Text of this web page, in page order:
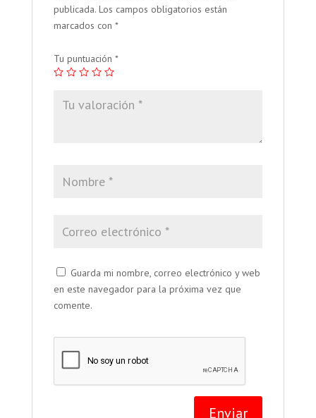
publicada. Los campos obligatorios están
marcados con *
Tu puntuación *
Guarda mi nombre, correo electrónico y web
en este navegador para la próxima vez que
comente.